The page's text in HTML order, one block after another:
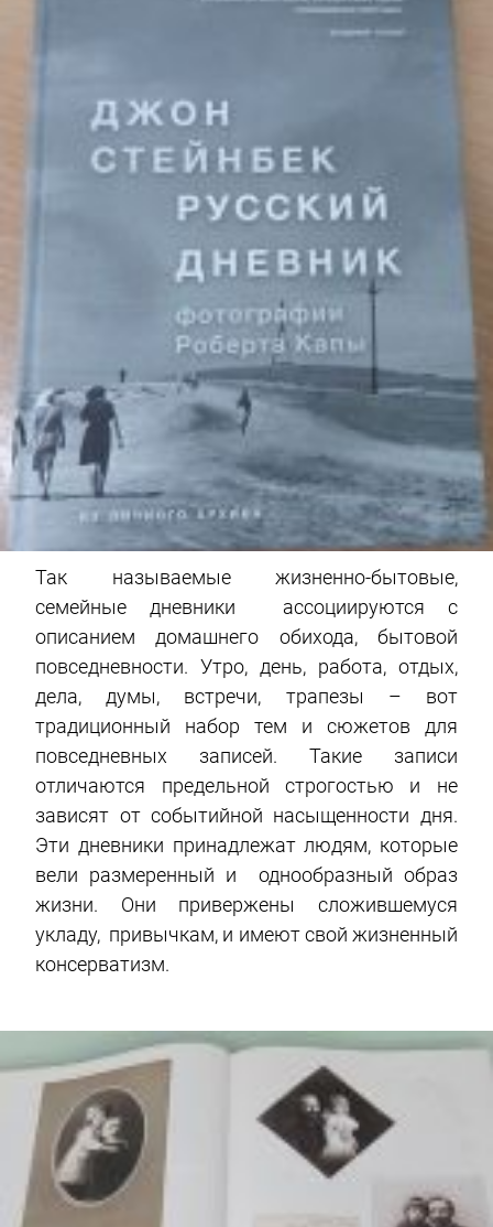
Так называемые жизненно-бытовые,
семейные дневники ассоциируются с
описанием домашнего обихода, бытовой
повседневности. Утро, день, работа, отдых,
дела, думы, встречи, трапезы – вот
традиционный набор тем и сюжетов для
повседневных записей. Такие записи
отличаются предельной строгостью и не
зависят от событийной насыщенности дня.
Эти дневники принадлежат людям, которые
вели размеренный и однообразный образ
жизни. Они привержены сложившемуся
укладу, привычкам, и имеют свой жизненный
консерватизм.